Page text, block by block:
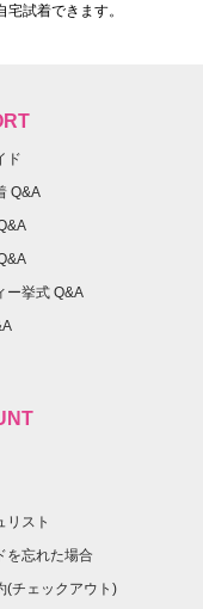
試着できます。
ド
Q&A
ー挙式 Q&A
リスト
を忘れた場合
(チェックアウト)